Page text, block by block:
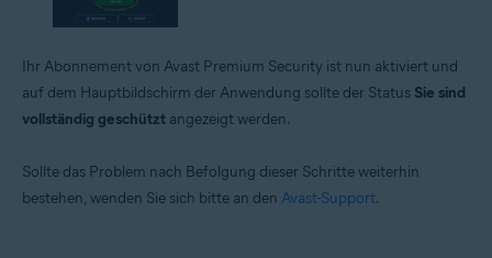
Ihr Abonnement von Avast Premium Security ist nun aktiviert und
auf dem Hauptbildschirm der Anwendung sollte der Status Sie sind
vollständig geschützt angezeigt werden.
Sollte das Problem nach Befolgung dieser Schritte weiterhin
bestehen, wenden Sie sich bitte an den Avast-Support.